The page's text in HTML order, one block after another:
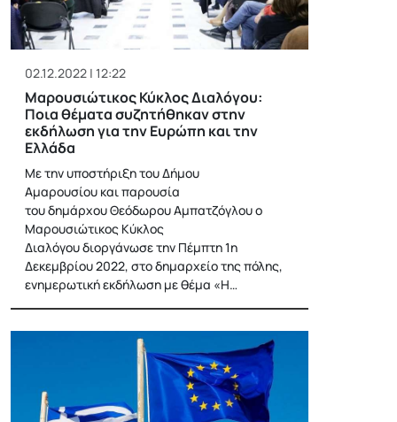
02.12.2022 | 12:22
Μαρουσιώτικος Κύκλος Διαλόγου:
Ποια θέματα συζητήθηκαν στην
εκδήλωση για την Ευρώπη και την
Ελλάδα
Mε την υποστήριξη του Δήμου
Αμαρουσίου και παρουσία
του δημάρχου Θεόδωρου Αμπατζόγλου ο
Μαρουσιώτικος Κύκλος
Διαλόγου διοργάνωσε την Πέμπτη 1η
Δεκεμβρίου 2022, στο δημαρχείο της πόλης,
ενημερωτική εκδήλωση με θέμα «Η…